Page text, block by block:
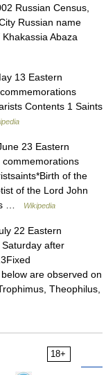
Russian Census,
Russian name
Abaza
13 Eastern
Contents 1 Saints
23 Eastern
of the
of the Lord John
…
Wikipedia
22 Eastern
after
are observed on
Theophilus,
18+